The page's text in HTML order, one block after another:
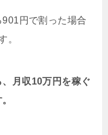
円で割った場合
。
月収10万円を稼ぐ